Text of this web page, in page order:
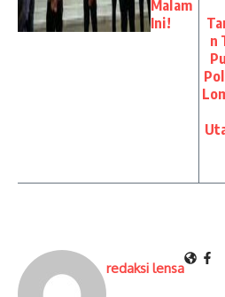
Malam
Ini!
n
redaksi lensa